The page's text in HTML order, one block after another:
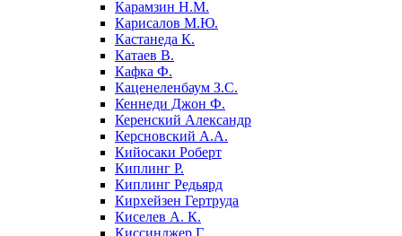
Карамзин Н.М.
Карисалов М.Ю.
Кастанеда К.
Катаев В.
Кафка Ф.
Каценеленбаум З.С.
Кеннеди Джон Ф.
Керенский Александр
Керсновский А.А.
Кийосаки Роберт
Киплинг Р.
Киплинг Редьярд
Кирхейзен Гертруда
Киселев А. К.
Киссинджер Г.